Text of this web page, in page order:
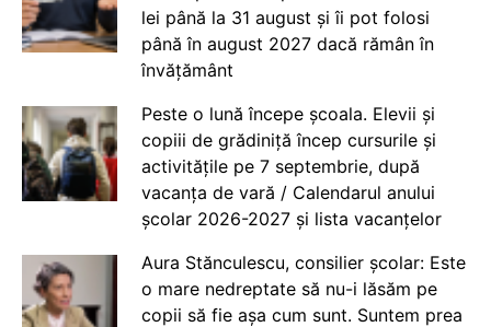
lei până la 31 august și îi pot folosi
până în august 2027 dacă rămân în
învățământ
Peste o lună începe școala. Elevii și
copiii de grădiniță încep cursurile și
activitățile pe 7 septembrie, după
vacanța de vară / Calendarul anului
școlar 2026-2027 și lista vacanțelor
Aura Stănculescu, consilier școlar: Este
o mare nedreptate să nu-i lăsăm pe
copii să fie așa cum sunt. Suntem prea